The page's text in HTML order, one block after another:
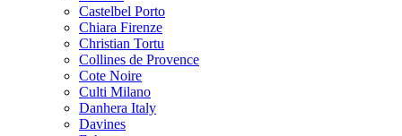
Castelbel Porto
Chiara Firenze
Christian Tortu
Collines de Provence
Cote Noire
Culti Milano
Danhera Italy
Davines